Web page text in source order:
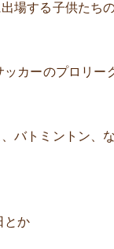
場する子供たち
カーのプロリー
バトミントン、
とか